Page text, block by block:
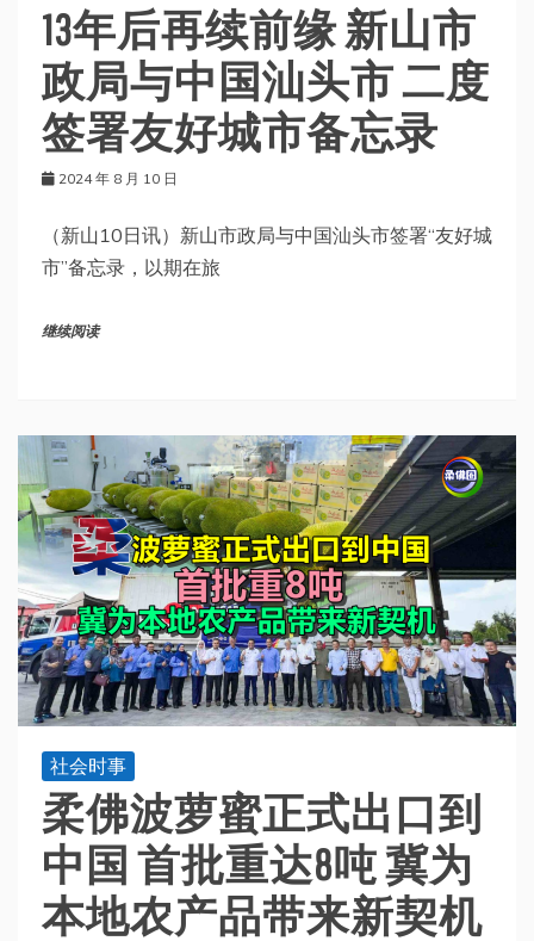
13年后再续前缘 新山市
政局与中国汕头市 二度
签署友好城市备忘录
2024 年 8 月 10 日
（新山10日讯）新山市政局与中国汕头市签署“友好城
市”备忘录，以期在旅
继续阅读
社会时事
柔佛波萝蜜正式出口到
中国 首批重达8吨 冀为
本地农产品带来新契机